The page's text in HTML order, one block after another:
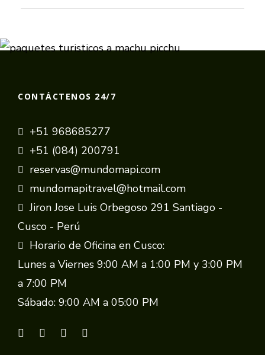
CONTÁCTENOS 24/7
+51 968685277
+51 (084) 200791
reservas@mundomapi.com
mundomapitravel@hotmail.com
Jiron Jose Luis Orbegoso 291 Santiago -
Cusco - Perú
Horario de Oficina en Cusco:
Lunes a Viernes 9:00 AM a 1:00 PM y 3:00 PM
a 7:00 PM
Sábado: 9:00 AM a 05:00 PM